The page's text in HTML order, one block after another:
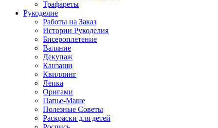
Трафареты
Рукоделие
Работы на Заказ
Истории Рукоделия
Бисероплетение
Валяние
Декупаж
Канзаши
Квиллинг
Лепка
Оригами
Папье-Маше
Полезные Советы
Раскраски для детей